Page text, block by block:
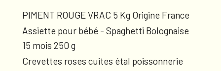
PIMENT ROUGE VRAC 5 Kg Origine France
Assiette pour bébé - Spaghetti Bolognaise
15 mois 250 g
Crevettes roses cuites étal poissonnerie